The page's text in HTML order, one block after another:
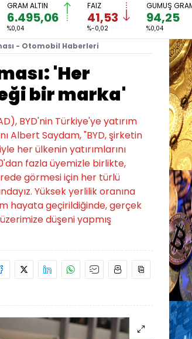
GRAM ALTIN
6.495,06
%0,04
FAİZ
41,53
%-0,02
GÜMÜŞ
94,25
%0,04
- Otomobil Haberleri
'Her
bir marka'
BYD'nin Türkiye'ye yatırım
Albert Saydam, "BYD, şirketin
her ülkenin yatırımlarını
fazla üyemizle birlikte,
görmesi için her türlü
Yüksek yerlilik oranına
hayata geçirildiğinde, gerçek
düşeni yapmış